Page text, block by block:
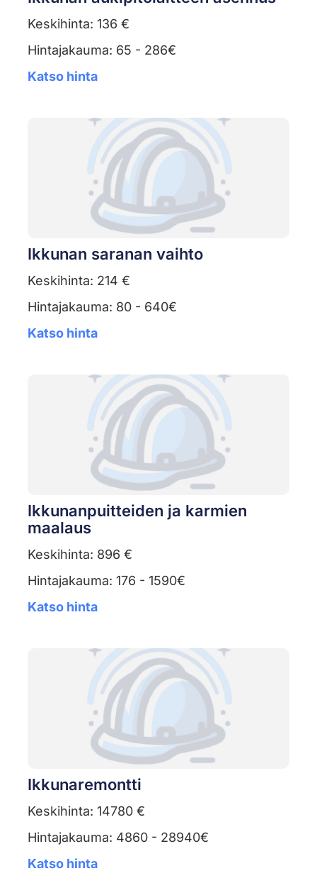
Keskihinta: 136 €
Hintajakauma: 65 - 286€
Katso hinta
Ikkunan saranan vaihto
Keskihinta: 214 €
Hintajakauma: 80 - 640€
Katso hinta
Ikkunanpuitteiden ja karmien
maalaus
Keskihinta: 896 €
Hintajakauma: 176 - 1590€
Katso hinta
Ikkunaremontti
Keskihinta: 14780 €
Hintajakauma: 4860 - 28940€
Katso hinta